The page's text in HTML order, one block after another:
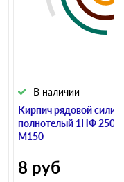
Кирпич рядовой
полнотелый 1НФ
М150
В наличии
8 руб